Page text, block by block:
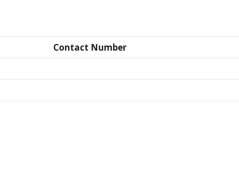
Contact Number